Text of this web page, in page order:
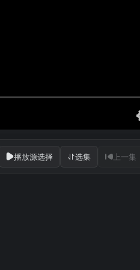
播放源选择 选集 上一集